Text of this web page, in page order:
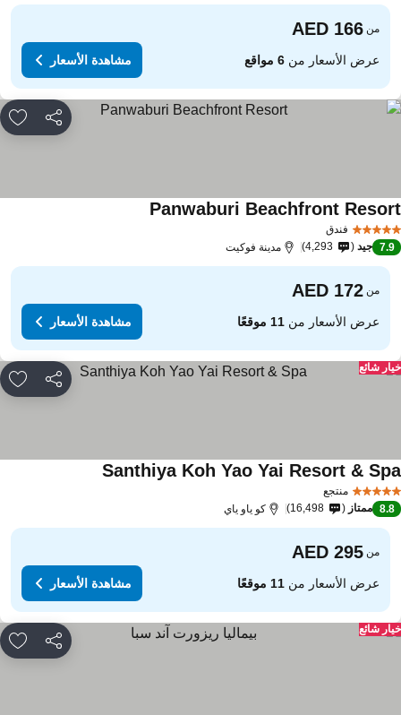
من
عرض الأسعار من6 مواقع مشاهدة الأسعار
مشاركة
فندق
Panwaburi Beachfront
7.9 جيد 4,293 مدينة فوكيت
من
عرض الأسعار من11 موقعًا مشاهدة الأسعار
مشاركة
شائع
منتجع
Santhiya Koh Yao Yai Resort &
8.8 ممتاز 16,498 كو ياو ياي
من
عرض الأسعار من11 موقعًا مشاهدة الأسعار
مشاركة
شائع